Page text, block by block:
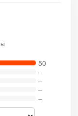
50
–
–
–
–